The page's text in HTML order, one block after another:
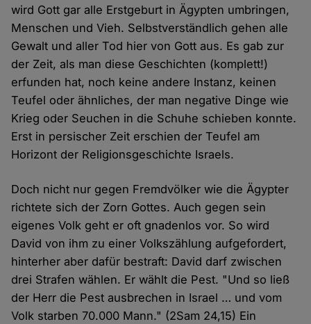
wird Gott gar alle Erstgeburt in Ägypten umbringen,
Menschen und Vieh. Selbstverständlich gehen alle
Gewalt und aller Tod hier von Gott aus. Es gab zur
der Zeit, als man diese Geschichten (komplett!)
erfunden hat, noch keine andere Instanz, keinen
Teufel oder ähnliches, der man negative Dinge wie
Krieg oder Seuchen in die Schuhe schieben konnte.
Erst in persischer Zeit erschien der Teufel am
Horizont der Religionsgeschichte Israels.
Doch nicht nur gegen Fremdvölker wie die Ägypter
richtete sich der Zorn Gottes. Auch gegen sein
eigenes Volk geht er oft gnadenlos vor. So wird
David von ihm zu einer Volkszählung aufgefordert,
hinterher aber dafür bestraft: David darf zwischen
drei Strafen wählen. Er wählt die Pest. "Und so ließ
der Herr die Pest ausbrechen in Israel … und vom
Volk starben 70.000 Mann." (2Sam 24,15) Ein